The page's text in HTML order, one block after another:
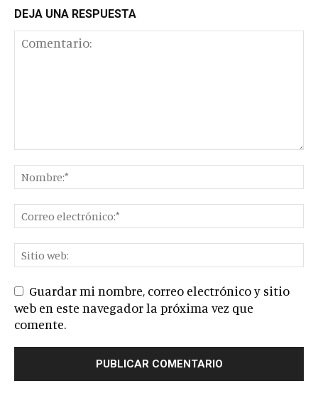
DEJA UNA RESPUESTA
Guardar mi nombre, correo electrónico y sitio
web en este navegador la próxima vez que
comente.